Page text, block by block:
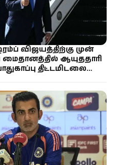
விஜயத்திற்கு முன்
ஆயுததாரி
திட்டமிடலை